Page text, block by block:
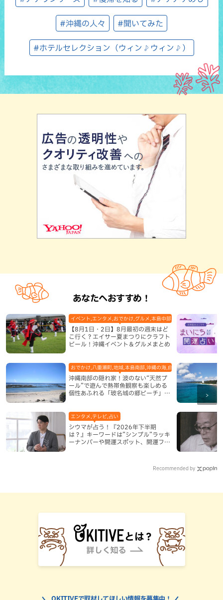
#沖縄の人々 #聞いてみた
#ホテルセレクション（ウィン♪ウィン♪）
あなたへおすすめ！
【8月1日・2日】8月最初の週末はど
こ行く？エイサー夏まつりにクラフト
ビール！沖縄イベント＆グルメまとめ
イベント,エンタメ,おでかけ,グルメ,本島中部,本島北部,本島南部
沖縄南部の隠れ家！波のない“天然プ
ール”で遊んで熱帯魚観察も楽しめる
個性あふれる「玻名城の郷ビーチ」
おでかけ,八重瀬町,地域,本島南部,沖縄の海,自然
シウマが占う！『2026年下半期
は？』キーワードは”シンプル”ラッキ
ーナンバーや開運スポット、開運フー
エンタメ,テレビ,占い
Recommended by